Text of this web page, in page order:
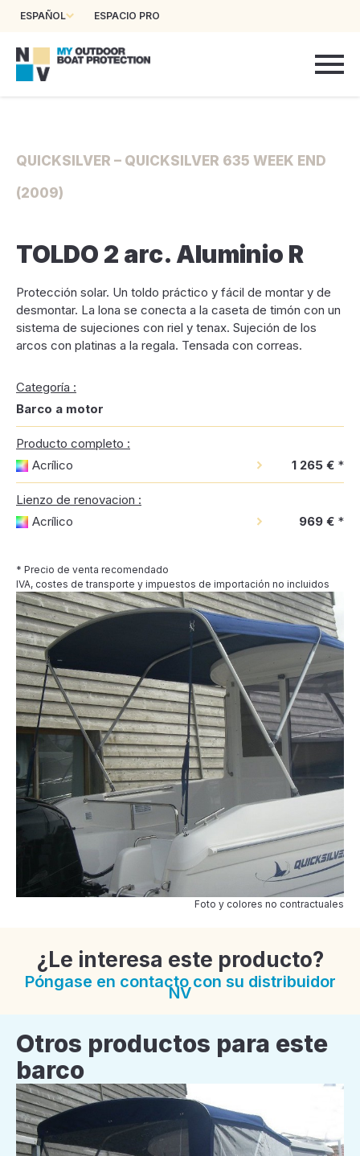
ESPAÑOL ESPACIO PRO
QUICKSILVER – QUICKSILVER 635 WEEK END
(2009)
TOLDO 2 arc. Aluminio R
Protección solar. Un toldo práctico y fácil de montar y de
desmontar. La lona se conecta a la caseta de timón con un
sistema de sujeciones con riel y tenax. Sujeción de los
arcos con platinas a la regala. Tensada con correas.
Categoría :
Barco a motor
Producto completo :
Acrílico
1 265 € *
Lienzo de renovacion :
Acrílico
969 € *
* Precio de venta recomendado
IVA, costes de transporte y impuestos de importación no incluidos
Foto y colores no contractuales
¿Le interesa este producto?
Póngase en contacto con su distribuidor
NV
Otros productos para este
barco